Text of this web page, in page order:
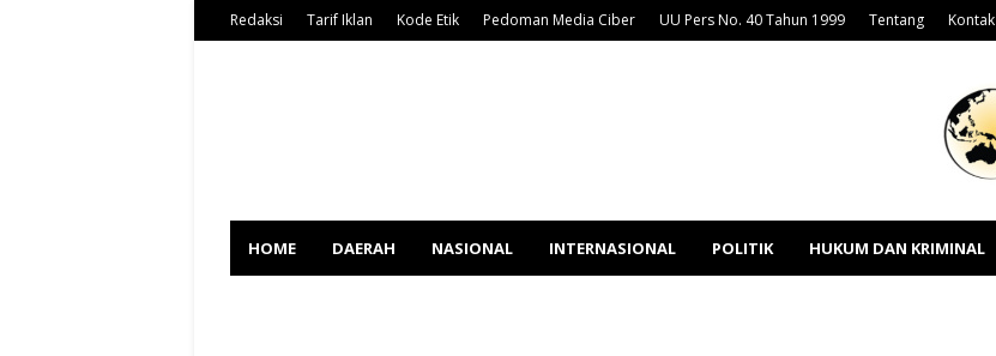
Redaksi Tarif Iklan Kode Etik Pedoman Media Ciber UU Pers No. 40 Tahun 1999 Tentang Kontak
HOME DAERAH NASIONAL INTERNASIONAL POLITIK HUKUM DAN KRIMINAL